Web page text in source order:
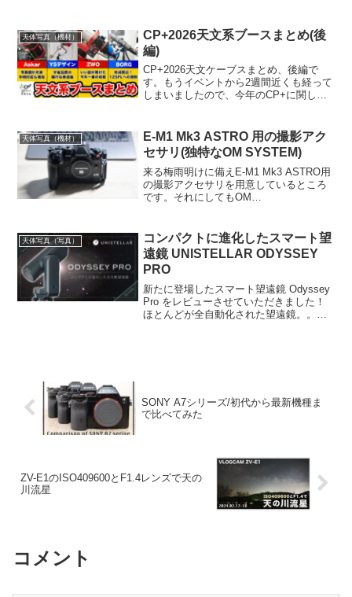
ブの告知とクーポン配布も兼ねて、雑感
などをお伝えいたします。
天体写真（機材）
CP+2026天文系ブースまとめ(後
編)
CP+2026天文ケーブスまとめ、後編で
す。もうイベントから2週間近くも経って
しまいましたので、今年のCP+に関して
が、非常に濃密で収穫のある4日間だった
と思います！
天体写真（機材）
E-M1 Mk3 ASTRO 用の撮影アク
セサリ(独特なOM SYSTEM)
来る梅雨明けに備えE-M1 Mk3 ASTRO用
の撮影アクセサリを用意しているところ
です。それにしてもOM
考えているところですが、さて大丈夫で
しょうか・・
天体写真（写真）
コンパクトに進化したスマート望
遠鏡 UNISTELLAR ODYSSEY
PRO
新たに登場したスマート望遠鏡 Odyssey
Pro をレビューさせていただきました！
ほとんどが全自動化された望遠鏡。。一
SONY A7シリーズ/初代から最新機種ま
で比べてみた
ZV-E1のISO409600とF1.4レンズで天の
川流星
コメント